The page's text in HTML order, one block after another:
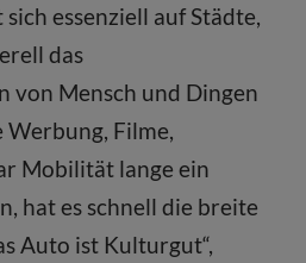
essenziell auf Städte,
das
von Mensch und Dingen
Filme,
Mobilität lange ein
hat es schnell die breite
Auto ist Kulturgut“,